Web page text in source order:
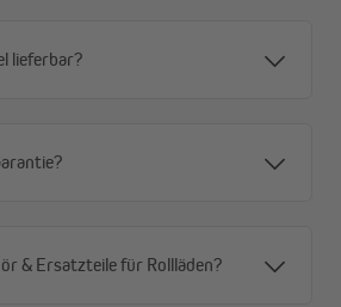
lieferbar?
& Ersatzteile für Rollläden?